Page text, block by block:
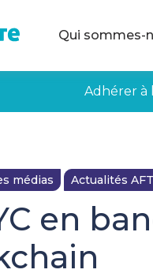
Qui sommes-
Adhérer à
médias Actualités
en